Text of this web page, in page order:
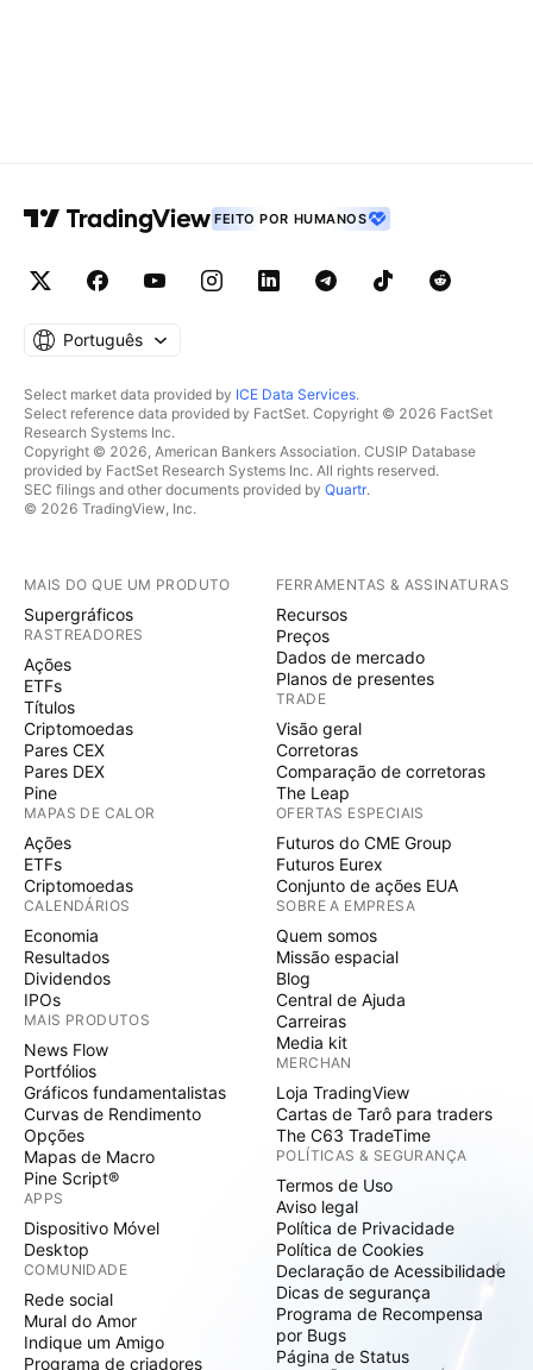
FEITO POR HUMANOS
Português
Select market data provided by ICE Data Services.
Select reference data provided by FactSet. Copyright © 2026 FactSet
Research Systems Inc.
Copyright © 2026, American Bankers Association. CUSIP Database
provided by FactSet Research Systems Inc. All rights reserved.
SEC filings and other documents provided by Quartr.
© 2026 TradingView, Inc.
MAIS DO QUE UM PRODUTO
Supergráficos
RASTREADORES
Ações
ETFs
Títulos
Criptomoedas
Pares CEX
Pares DEX
Pine
MAPAS DE CALOR
Ações
ETFs
Criptomoedas
CALENDÁRIOS
Economia
Resultados
Dividendos
IPOs
MAIS PRODUTOS
News Flow
Portfólios
Gráficos fundamentalistas
Curvas de Rendimento
Opções
Mapas de Macro
Pine Script®
APPS
Dispositivo Móvel
Desktop
COMUNIDADE
Rede social
Mural do Amor
Indique um Amigo
Programa de criadores
FERRAMENTAS & ASSINATURAS
Recursos
Preços
Dados de mercado
Planos de presentes
TRADE
Visão geral
Corretoras
Comparação de corretoras
The Leap
OFERTAS ESPECIAIS
Futuros do CME Group
Futuros Eurex
Conjunto de ações EUA
SOBRE A EMPRESA
Quem somos
Missão espacial
Blog
Central de Ajuda
Carreiras
Media kit
MERCHAN
Loja TradingView
Cartas de Tarô para traders
The C63 TradeTime
POLÍTICAS & SEGURANÇA
Termos de Uso
Aviso legal
Política de Privacidade
Política de Cookies
Declaração de Acessibilidade
Dicas de segurança
Programa de Recompensa
por Bugs
Página de Status